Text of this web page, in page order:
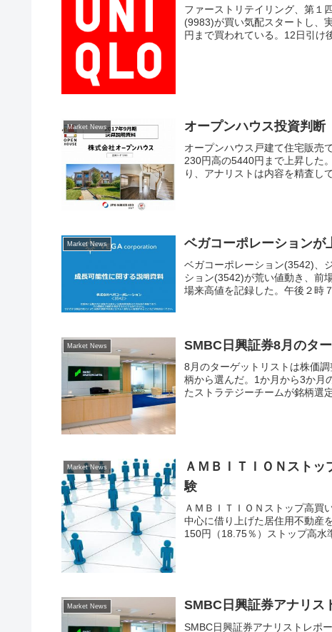
ファーストリテイリング、第１
(9983)が買い気配スタートし、
円まで買われている。12日引け
Market News オープンハウス投資判断
オープンハウス戸建て住宅販売
230円高の5440円まで上昇した
り、アナリストは内容を精査し
Market News ベガコーポレーションが
ベガコーポレーション(3542)、
ション(3542)が荒い値動き、前
場来高値を記録した。午後２時
Market News SMBC日興証券8月のタ
8月のターゲットリストは株価
柄から選んだ。1か月から3か月
たストラテジーチームが銘柄選定
Market News
ＡＭＢＩＴＩＯＮスト
験
ＡＭＢＩＴＩＯＮストップ高
中心に借り上げた居住用不動産
150円（18.75％）ストップ高水
Market News SMBC日興証券アナリス
SMBC日興証券アナリストレポ